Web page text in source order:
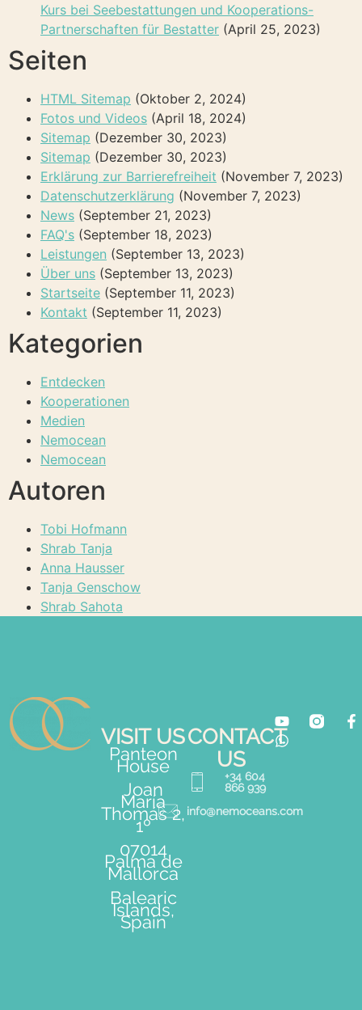
Kurs bei Seebestattungen und Kooperations-
Partnerschaften für Bestatter (April 25, 2023)
Seiten
HTML Sitemap (Oktober 2, 2024)
Fotos und Videos (April 18, 2024)
Sitemap (Dezember 30, 2023)
Sitemap (Dezember 30, 2023)
Erklärung zur Barrierefreiheit (November 7, 2023)
Datenschutzerklärung (November 7, 2023)
News (September 21, 2023)
FAQ's (September 18, 2023)
Leistungen (September 13, 2023)
Über uns (September 13, 2023)
Startseite (September 11, 2023)
Kontakt (September 11, 2023)
Kategorien
Entdecken
Kooperationen
Medien
Nemocean
Nemocean
Autoren
Tobi Hofmann
Shrab Tanja
Anna Hausser
Tanja Genschow
Shrab Sahota
VISIT US
Panteon
House
Joan
María
Thomás 2,
1º
07014
Palma de
Mallorca
Balearic
Islands,
Spain
CONTACT
US
+34 604
866 939
info@nemoceans.com